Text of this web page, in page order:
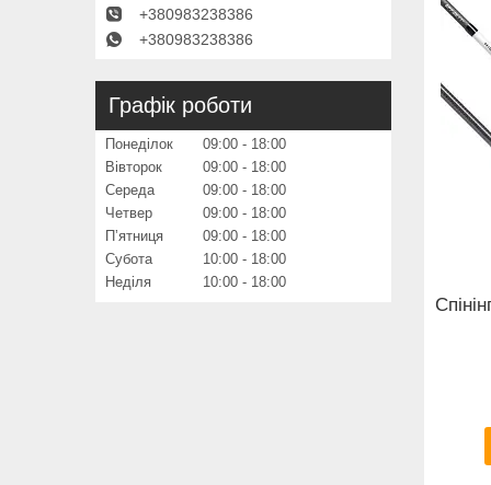
+380983238386
+380983238386
Графік роботи
Понеділок 09:00
18:00
Вівторок
09:00
18:00
Середа
09:00
18:00
Четвер
09:00
18:00
Пʼятниця
09:00
18:00
Субота
10:00
18:00
Неділя
10:00 18:00